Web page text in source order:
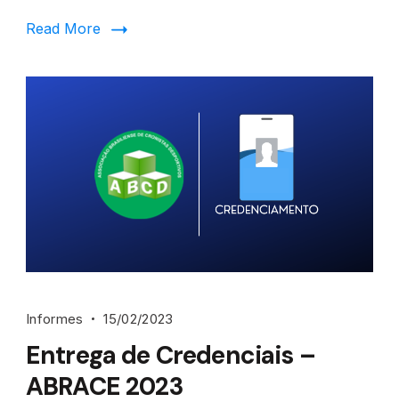
Read More
Informes 15/02/2023
Entrega de Credenciais –
ABRACE 2023